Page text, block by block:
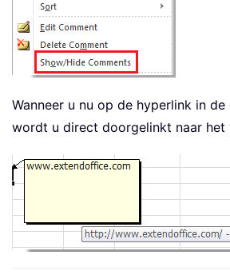
Wanneer u nu op de hyperlink in
wordt u direct doorgelinkt naar het